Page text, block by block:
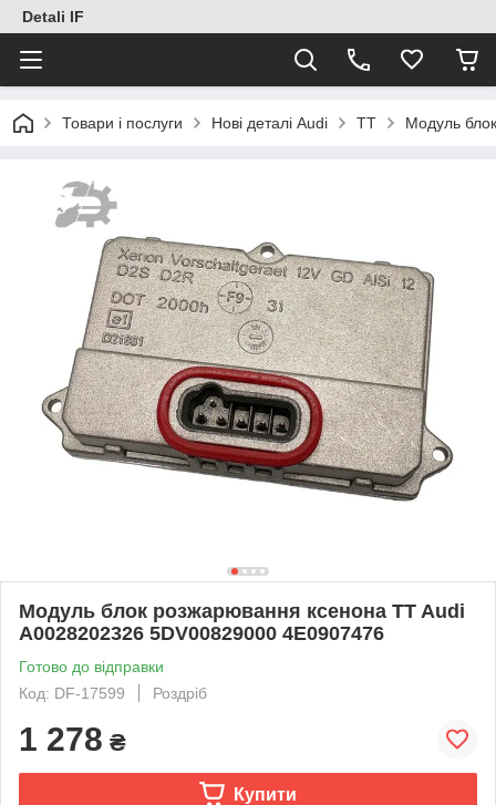
Detali IF
Товари і послуги Нові деталі Audi TT Модуль
Модуль блок розжарювання ксенона TT Audi
A0028202326 5DV00829000 4E0907476
Готово до відправки
Код: DF-17599
Роздріб
1 278 ₴
Купити